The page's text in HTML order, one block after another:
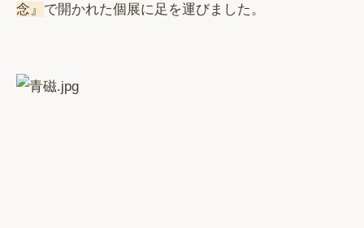
念』 で開かれた個展に足を運びました。